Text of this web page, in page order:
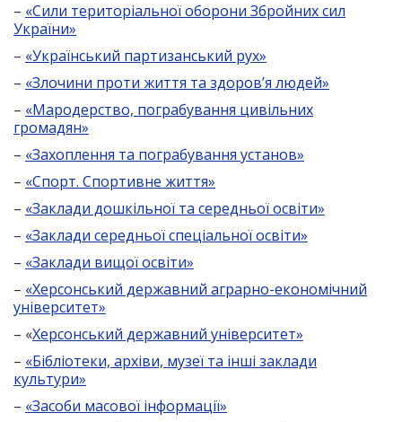
– «Сили територіальної оборони Збройних сил
України»
– «Український партизанський рух»
– «Злочини проти життя та здоров’я людей»
– «Мародерство, пограбування цивільних
громадян»
– «Захоплення та пограбування установ»
– «Спорт. Спортивне життя»
– «Заклади дошкільної та середньої освіти»
– «Заклади середньої спеціальної освіти»
– «Заклади вищої освіти»
– «Херсонський державний аграрно-економічний
університет»
– «Херсонський державний університет»
– «Бібліотеки, архіви, музеї та інші заклади
культури»
– «Засоби масової інформації»